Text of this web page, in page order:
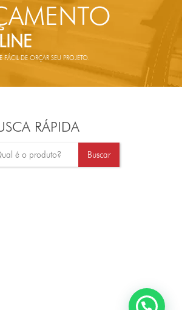
DE ORÇAR SEU PROJETO.
RÁPIDA